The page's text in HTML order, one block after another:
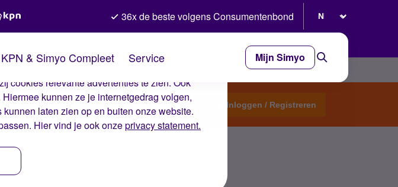
zorgen wij ervoor dat je ervaring op de
cookies relevante advertenties te zien. Ook
kunnen ze je internetgedrag volgen,
laten zien op en buiten onze website.
Hier vind je ook onzeprivacy statement.
36x de beste volgens Consumentenbond
KPN & Simyo Compleet Service Mijn Simyo
Start een topic Inloggen / Registreren